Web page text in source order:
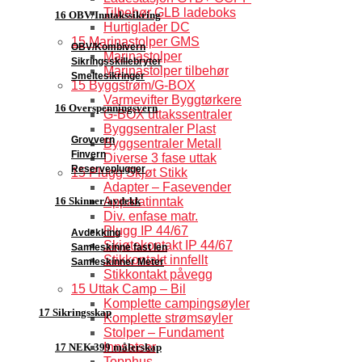
16 OBV/Inntakssikring
OBV/Kombivern
Sikringsskillebryter
Smeltesikringer
16 Overspenningsvern
Grovvern
Finvern
Reserveplugger
16 Skinner/avdekk
Avdekking
Samleskinne fast len
Samleskinner Meter
17 Sikringsskap
17 NEK 399 målerskap
Tilbehør GLB ladeboks
Hurtiglader DC
15 Marinastolper GMS
Marinastolper
Marinastolper tilbehør
15 Byggstrøm/G-BOX
Varmevifter Byggtørkere
G-BOX uttakssentraler
Byggsentraler Plast
Byggsentraler Metall
Diverse 3 fase uttak
15 Plugg Skjøt Stikk
Adapter – Fasevender
Apparatinntak
Div. enfase matr.
Plugg IP 44/67
Skjøtekontakt IP 44/67
Stikkontakt innfellt
Stikkontakt påvegg
15 Uttak Camp – Bil
Komplette campingsøyler
Komplette strømsøyler
Stolper – Fundament
Innsatser